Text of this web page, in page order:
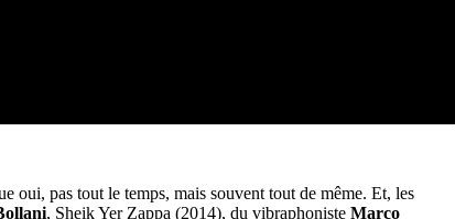
oui, pas tout le temps, mais souvent tout de même. Et, les
, Sheik Yer Zappa (2014), du vibraphoniste Marco